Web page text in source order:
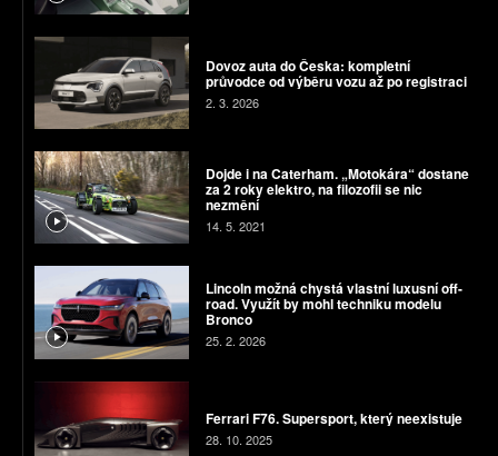
Dovoz auta do Česka: kompletní
průvodce od výběru vozu až po registraci
2. 3. 2026
Dojde i na Caterham. „Motokára“ dostane
za 2 roky elektro, na filozofii se nic
nezmění
14. 5. 2021
Lincoln možná chystá vlastní luxusní off-
road. Využít by mohl techniku modelu
Bronco
25. 2. 2026
Ferrari F76. Supersport, který neexistuje
28. 10. 2025